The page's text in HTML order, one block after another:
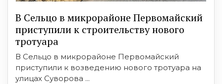
В Сельцо в микрорайоне Первомайский
приступили к строительству нового
тротуара
В Сельцо в микрорайоне Первомайский
приступили к возведению нового тротуара на
улицах Суворова ...